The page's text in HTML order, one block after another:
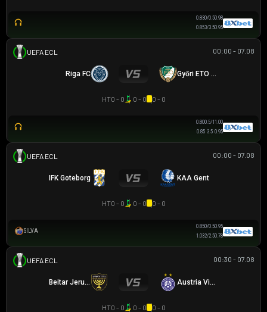
0.830/0.50.98
0.853/3.50.95
00:00 - 07.08
Riga FC Győri ETO FC
HT0 - 0 0 - 0 0 - 0
0.800.5/1 1.00
0.85 3.5 0.95
00:00 - 07.08
IFK Goteborg KAA Gent
HT0 - 0 0 - 0 0 - 0
SILVA
0.850/0.50.95
1.032/2.50.78
00:30 - 07.08
Beitar Jerusalem Austria Vienna
HT0 - 0 0 - 0 0 - 0